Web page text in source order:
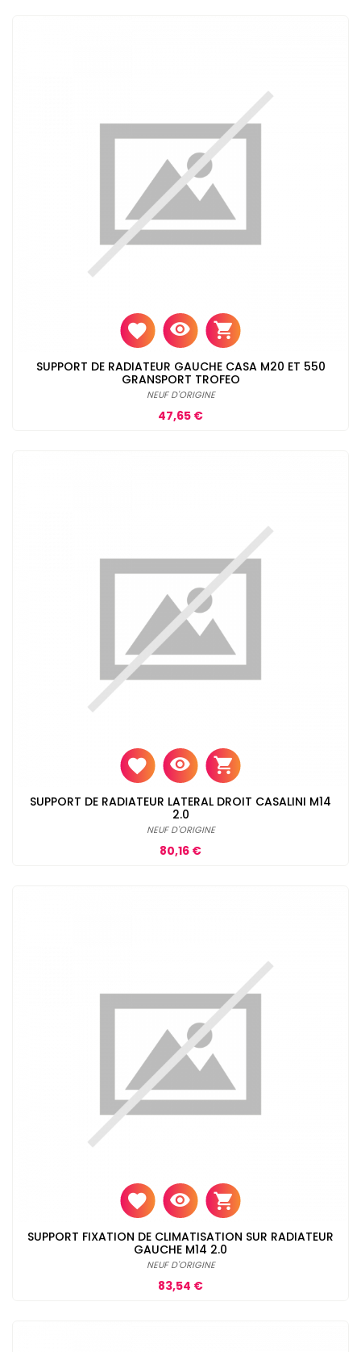
SUPPORT DE RADIATEUR GAUCHE CASA M20 ET 550
GRANSPORT TROFEO
NEUF D'ORIGINE
Prix
47,65 €
SUPPORT DE RADIATEUR LATERAL DROIT CASALINI M14
2.0
NEUF D'ORIGINE
Prix
80,16 €
SUPPORT FIXATION DE CLIMATISATION SUR RADIATEUR
GAUCHE M14 2.0
NEUF D'ORIGINE
Prix
83,54 €